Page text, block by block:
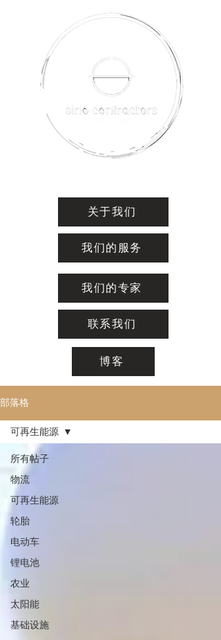
关于我们
我们的服务
我们的专家
联系我们
博客
部落格
所有帖子
物流
可再生能源
轮胎
电动车
锂电池
农业
太阳能
基础设施
可再生能源